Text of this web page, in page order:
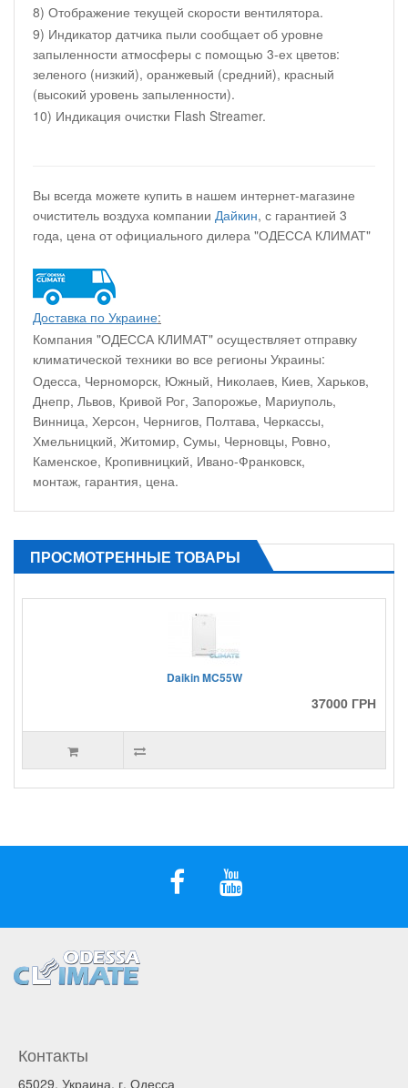
8) Отображение текущей скорости вентилятора.
9) Индикатор датчика пыли сообщает об уровне
запыленности атмосферы с помощью 3-ех цветов:
зеленого (низкий), оранжевый (средний), красный
(высокий уровень запыленности).
10) Индикация очистки Flash Streamer.
Вы всегда можете купить в нашем интернет-магазине
очиститель воздуха компании Дайкин, с гарантией 3
года, цена от официального дилера "ОДЕССА КЛИМАТ"
Доставка по Украине:
Компания "ОДЕССА КЛИМАТ" осуществляет отправку
климатической техники во все регионы Украины:
Одесса, Черноморск, Южный, Николаев, Киев, Харьков,
Днепр, Львов, Кривой Рог, Запорожье, Мариуполь,
Винница, Херсон, Чернигов, Полтава, Черкассы,
Хмельницкий, Житомир, Сумы, Черновцы, Ровно,
Каменское, Кропивницкий, Ивано-Франковск,
монтаж, гарантия, цена.
ПРОСМОТРЕННЫЕ ТОВАРЫ
Daikin MC55W
37000 ГРН
Контакты
65029, Украина, г. Одесса